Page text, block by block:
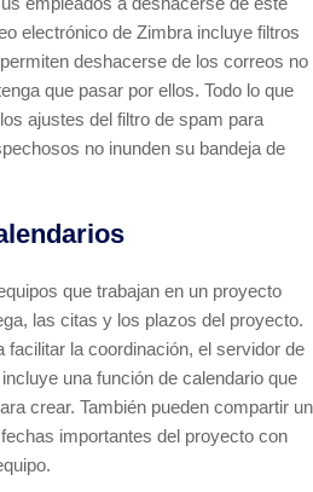
electrónico de Zimbra incluye filtros
deshacerse de los correos no
que pasar por ellos. Todo lo que
ajustes del filtro de spam para
no inunden su bandeja de
que trabajan en un proyecto
las citas y los plazos del proyecto.
la coordinación, el servidor de
una función de calendario que
crear. También pueden compartir un
importantes del proyecto con